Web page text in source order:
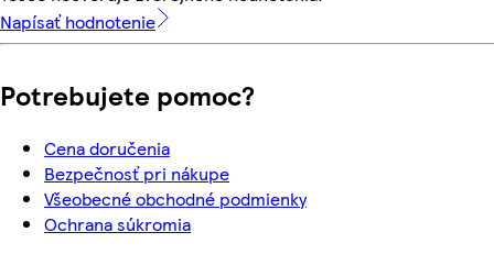
Napísať hodnotenie
Potrebujete pomoc?
Cena doručenia
Bezpečnosť pri nákupe
Všeobecné obchodné podmienky
Ochrana súkromia